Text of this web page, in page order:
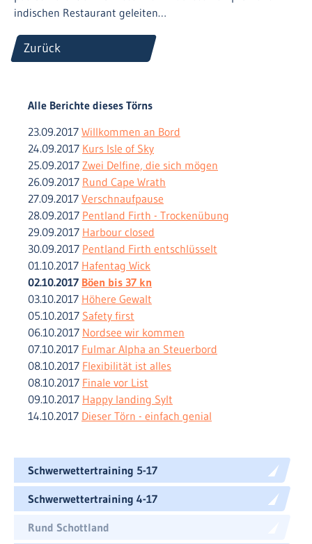
indischen Restaurant geleiten…
Zurück
Alle Berichte dieses Törns
23.09.2017 Willkommen an Bord
24.09.2017 Kurs Isle of Sky
25.09.2017 Zwei Delfine, die sich mögen
26.09.2017 Rund Cape Wrath
27.09.2017 Verschnaufpause
28.09.2017 Pentland Firth - Trockenübung
29.09.2017 Harbour closed
30.09.2017 Pentland Firth entschlüsselt
01.10.2017 Hafentag Wick
02.10.2017 Böen bis 37 kn
03.10.2017 Höhere Gewalt
05.10.2017 Safety first
06.10.2017 Nordsee wir kommen
07.10.2017 Fulmar Alpha an Steuerbord
08.10.2017 Flexibilität ist alles
08.10.2017 Finale vor List
09.10.2017 Happy landing Sylt
14.10.2017 Dieser Törn - einfach genial
Schwerwettertraining 5-17
Schwerwettertraining 4-17
Rund Schottland